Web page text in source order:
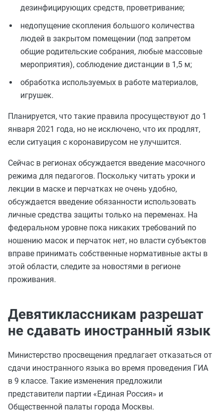
дезинфицирующих средств, проветривание;
недопущение скопления большого количества
людей в закрытом помещении (под запретом
общие родительские собрания, любые массовые
мероприятия), соблюдение дистанции в 1,5 м;
обработка используемых в работе материалов,
игрушек.
Планируется, что такие правила просуществуют до 1
января 2021 года, но не исключено, что их продлят,
если ситуация с коронавирусом не улучшится.
Сейчас в регионах обсуждается введение масочного
режима для педагогов. Поскольку читать уроки и
лекции в маске и перчатках не очень удобно,
обсуждается введение обязанности использовать
личные средства защиты только на переменах. На
федеральном уровне пока никаких требований по
ношению масок и перчаток нет, но власти субъектов
вправе принимать собственные нормативные акты в
этой области, следите за новостями в регионе
проживания.
Девятиклассникам разрешат
не сдавать иностранный язык
Министерство просвещения предлагает отказаться от
сдачи иностранного языка во время проведения ГИА
в 9 классе. Такие изменения предложили
представители партии «Единая Россия» и
Общественной палаты города Москвы.